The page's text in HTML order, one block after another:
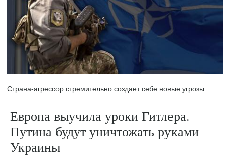
Страна-агрессор стремительно создает себе новые угрозы.
Европа выучила уроки Гитлера.
Путина будут уничтожать руками
Украины